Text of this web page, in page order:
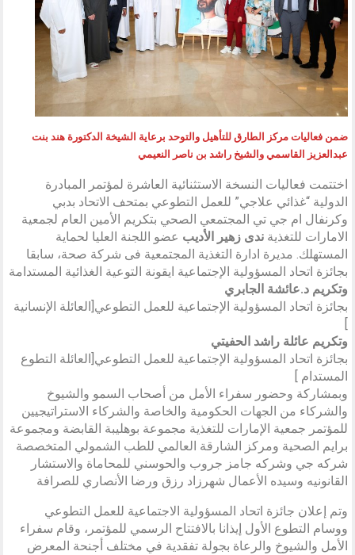
ضمن فعاليات مركز الطارق للتأهيل والتوحد برعاية الشيخة الدكتورة هند بنت
عبدالعزيز القاسمي والشيخ راشد بن ناصر النعيمي
اختتمت فعاليات النسخة الاستثنائية العاشرة لمؤتمر المبادرة
الدولية “غذائي علاجي” للعمل التطوعي بمتحف الاتحاد بدبي
وكرنفال ام جي تي المجتمعي الصحي بتكريم الأمين العام لجمعية
الامارات للتغذيةندى زهير الأديب عضو اللجنة العليا لحماية
المستهلك. مديرة ادارة التغذية المجتمعية فى شركة صحة، سابقا
بجائزة اتحاد المسؤولية الإجتماعية ايقونة التوعية الغذائية المستدامة
وتكريم د.عائشة الجابري
بجائزة اتحاد المسؤولية الإجتماعية للعمل التطوعي[العائلة الإنسانية
وتكريم عائلة راشد الحفيتي
بجائزة اتحاد المسؤولية الإجتماعية للعمل التطوعي[العائلة التطوع
المستدام ]
وبمشاركة وحضور سفراء الأمل من أصحاب السمو والشيوخ
والشركاء من الجهات الحكومية والخاصة والشركاء الاستراتيجيين
للمؤتمر جمعية الإمارات للتغذية مجموعة بوهليبة القابضة ومجموعة
برايم الصحية ومركز الشارقة العالمي للطب الشمولي المتخصصة
شركه جي وشركه جامز جروب والحوسني للمحاماة والاستشار
القانونيه وسيده الأعمال شهرزاد رزق ورضا الأنصاري للصرافة
وتم إعلان جائزة اتحاد المسؤولية الاجتماعية للعمل التطوعي
ووسام التطوع الأول إيذانا بالافتتاح الرسمي للمؤتمر، وقام سفراء
الأمل والشيوخ والرعاة بجولة تفقدية في مختلف أجنحة المعرض